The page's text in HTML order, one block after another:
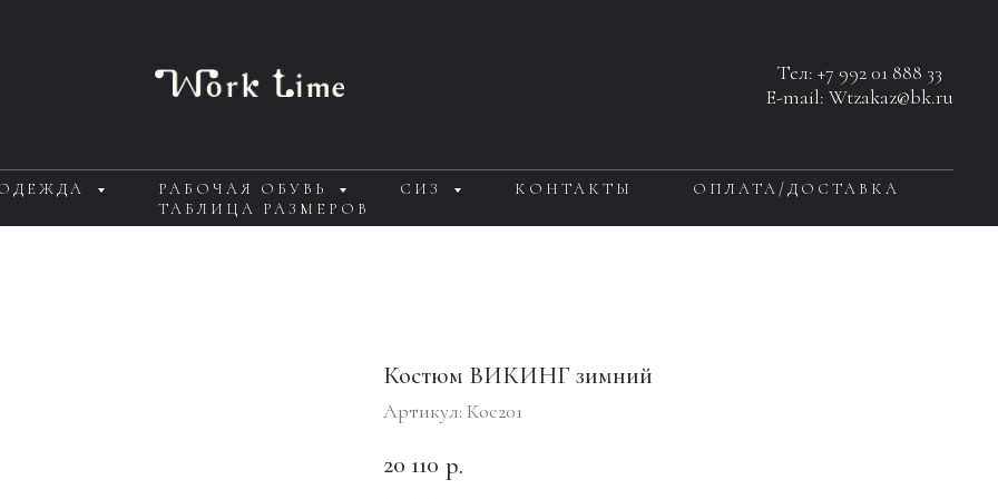
Тел: +7 992 01 888 33
E-mail: Wtzakaz@bk.ru
РАБОЧАЯ ОБУВЬ СИЗ КОНТАКТЫ
ОПЛАТА/ДОСТАВКА
ТАБЛИЦА РАЗМЕРОВ
Костюм ВИКИНГ зимний
Артикул: Кос201
20 110 р.